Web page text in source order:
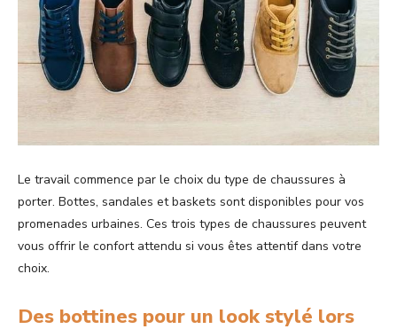
Le travail commence par le choix du type de chaussures à
porter. Bottes, sandales et baskets sont disponibles pour vos
promenades urbaines. Ces trois types de chaussures peuvent
vous offrir le confort attendu si vous êtes attentif dans votre
choix.
Des bottines pour un look stylé lors